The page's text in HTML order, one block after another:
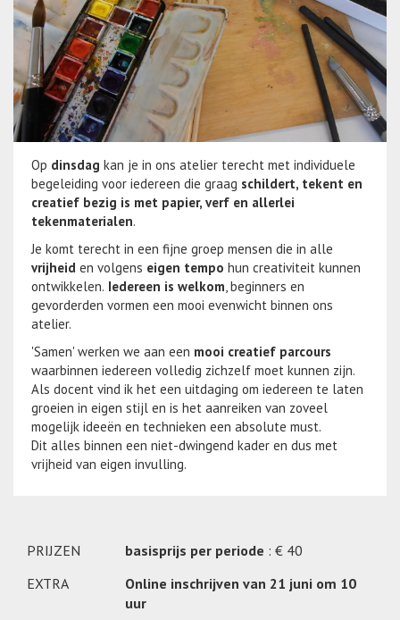
Op dinsdag kan je in ons atelier terecht met individuele
begeleiding voor iedereen die graag schildert, tekent en
creatief bezig is met papier, verf en allerlei
tekenmaterialen.
Je komt terecht in een fijne groep mensen die in alle
vrijheid en volgens eigen tempo hun creativiteit kunnen
ontwikkelen. Iedereen is welkom , beginners en
gevorderden vormen een mooi evenwicht binnen ons
atelier.
'Samen' werken we aan een mooi creatief parcours
waarbinnen iedereen volledig zichzelf moet kunnen zijn.
Als docent vind ik het een uitdaging om iedereen te laten
groeien in eigen stijl en is het aanreiken van zoveel
mogelijk ideeën en technieken een absolute must.
Dit alles binnen een niet-dwingend kader en dus met
vrijheid van eigen invulling.
PRIJZEN basisprijs per periode : € 40
EXTRA
Online inschrijven van 21 juni om 10
uur